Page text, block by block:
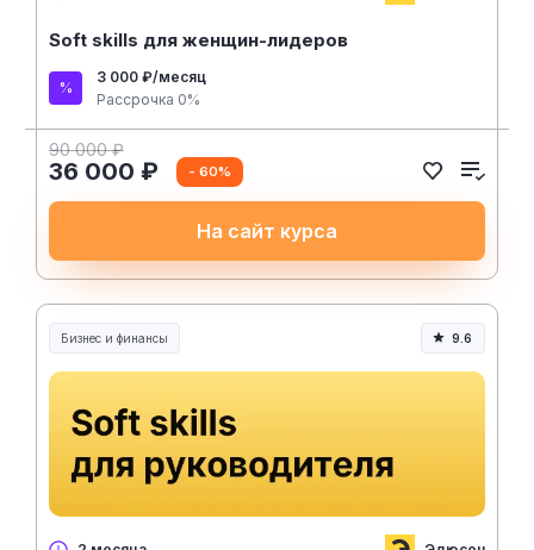
Soft skills для женщин-лидеров
3 000 ₽/месяц
Рассрочка 0%
90 000 ₽
36 000 ₽ - 60%
На сайт курса
Бизнес и финансы 9.6